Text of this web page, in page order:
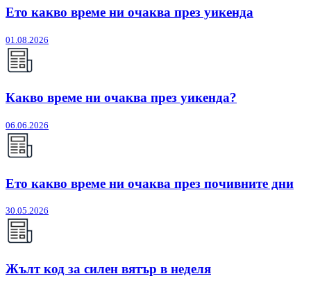
Ето какво време ни очаква през уикенда
01.08.2026
Какво време ни очаква през уикенда?
06.06.2026
Ето какво време ни очаква през почивните дни
30.05.2026
Жълт код за силен вятър в неделя